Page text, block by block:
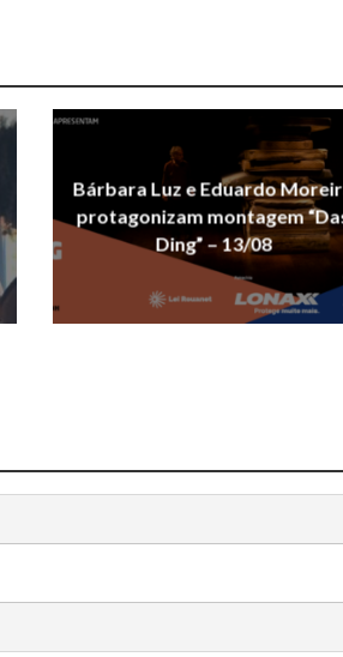
Bárbara Luz e Eduardo
protagonizam montagem
Ding” – 13/08